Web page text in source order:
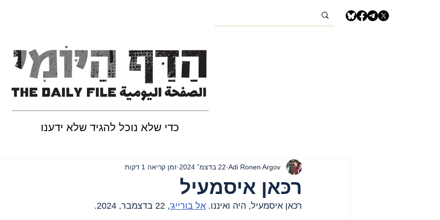
כדי שלא נוכל להגיד שלא ידענו
רכּאן איסמעיל
Adi Ronen Argov 22 בדצמ׳ 2024 זמן קריאה 1 דקות
רכּאן איסמעיל, היה ואיננו. אל בורייג', 22 בדצמבר, 2024.